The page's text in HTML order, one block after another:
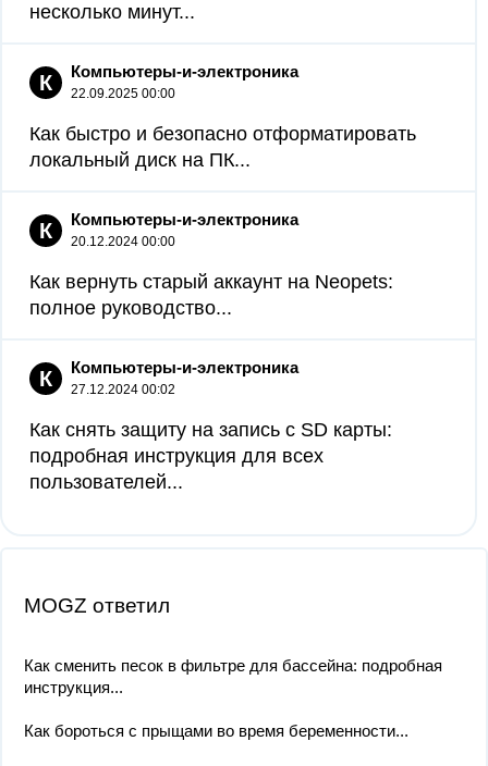
несколько минут...
К Компьютеры-и-электроника
22.09.2025 00:00
Как быстро и безопасно отформатировать
локальный диск на ПК...
К Компьютеры-и-электроника
20.12.2024 00:00
Как вернуть старый аккаунт на Neopets:
полное руководство...
К Компьютеры-и-электроника
27.12.2024 00:02
Как снять защиту на запись с SD карты:
подробная инструкция для всех
пользователей...
MOGZ ответил
Как сменить песок в фильтре для бассейна: подробная
инструкция...
Как бороться с прыщами во время беременности...